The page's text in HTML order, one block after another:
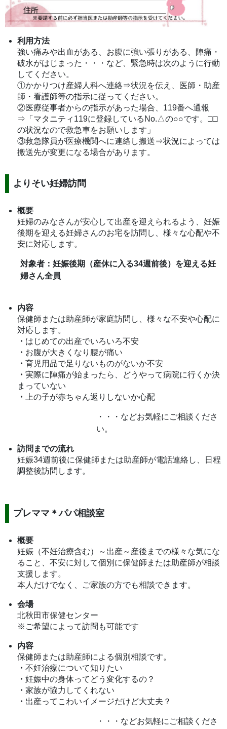
利用方法
強い痛みや出血がある、お腹に強い張りがある、陣痛・
破水がはじまった・・・など、緊急時は次のように行動
してください。
①かかりつけ産婦人科へ連絡⇒状況を伝え、医師・助産
師・看護師等の指示に従ってください。
②医療従事者からの指示があった場合、119番へ通報
⇒「マタニティ119に登録しているNo.△の○○です。□□
の状況なので救急車をお願いします」
③救急隊員が医療機関へに連絡し搬送⇒状況によっては
搬送先が変更になる場合があります。
よりそい妊婦訪問
概要
妊婦のみなさんが安心して出産を迎えられるよう、妊娠
後期を迎える妊婦さんのお宅を訪問し、様々な心配や不
安に対応します。
対象者：妊娠後期（産休に入る34週前後）を迎える妊
婦さん全員
内容
保健師または助産師が家庭訪問し、様々な不安や心配に
対応します。
・ はじめての出産でいろいろ不安
・ お腹が大きくなり腰が痛い
・ 育児用品で足りないものがないか不安
・ 実際に陣痛が始まったら、どうやって病院に行くか決
まっていない
・
上の子が赤ちゃん返りしないか心配
・・・などお気軽にご相談くださ
い。
訪問までの流れ
妊娠34週前後に保健師または助産師が電話連絡し、日程
調整後訪問します。
プレママ＊パパ相談室
概要
妊娠（不妊治療含む）～出産～産後までの様々な気にな
ること、不安に対して個別に保健師または助産師が相談
支援します。
本人だけでなく、ご家族の方でも相談できます。
会場
北秋田市保健センター
※ご希望によって訪問も可能です
内容
保健師または助産師による個別相談です。
・ 不妊治療について知りたい
・ 妊娠中の身体ってどう変化するの？
・ 家族が協力してくれない
・ 出産ってこわいイメージだけど大丈夫？
・・・などお気軽にご相談くださ